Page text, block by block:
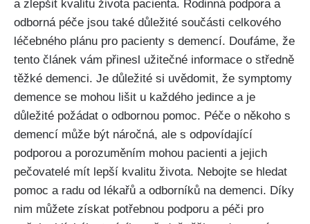
a zlepšit kvalitu života pacienta. Rodinná podpora a
odborná péče jsou také důležité součásti celkového
léčebného plánu pro pacienty s demencí. Doufáme, že
tento článek vám přinesl užitečné informace o středně
těžké demenci. Je důležité si uvědomit, že symptomy
demence se mohou lišit u každého jedince a je
důležité požádat o odbornou pomoc. Péče o někoho s
demencí může být náročná, ale s odpovídající
podporou a porozuměním mohou pacienti a jejich
pečovatelé mít lepší kvalitu života. Nebojte se hledat
pomoc a radu od lékařů a odborníků na demenci. Díky
nim můžete získat potřebnou podporu a péči pro